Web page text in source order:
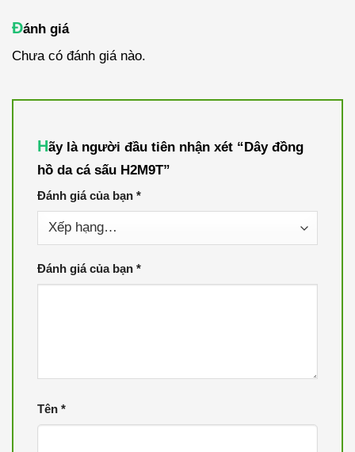
Đánh giá
Chưa có đánh giá nào.
Hãy là người đầu tiên nhận xét “Dây đồng
hồ da cá sấu H2M9T”
Đánh giá của bạn *
Đánh giá của bạn *
Tên *